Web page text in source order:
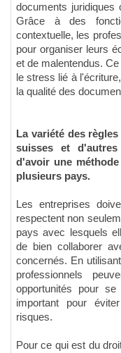
documents juridiques
Grâce à des
contextuelle, les
pour organiser leurs
et de malentendus.
le stress lié à
la qualité des
La variété des
suisses et
d'avoir une
plusieurs pays.
Les entreprises
respectent non
pays avec lesquels
de bien collaborer
concernés. En
professionnels
opportunités pour
important pour
risques.
Pour ce qui est du